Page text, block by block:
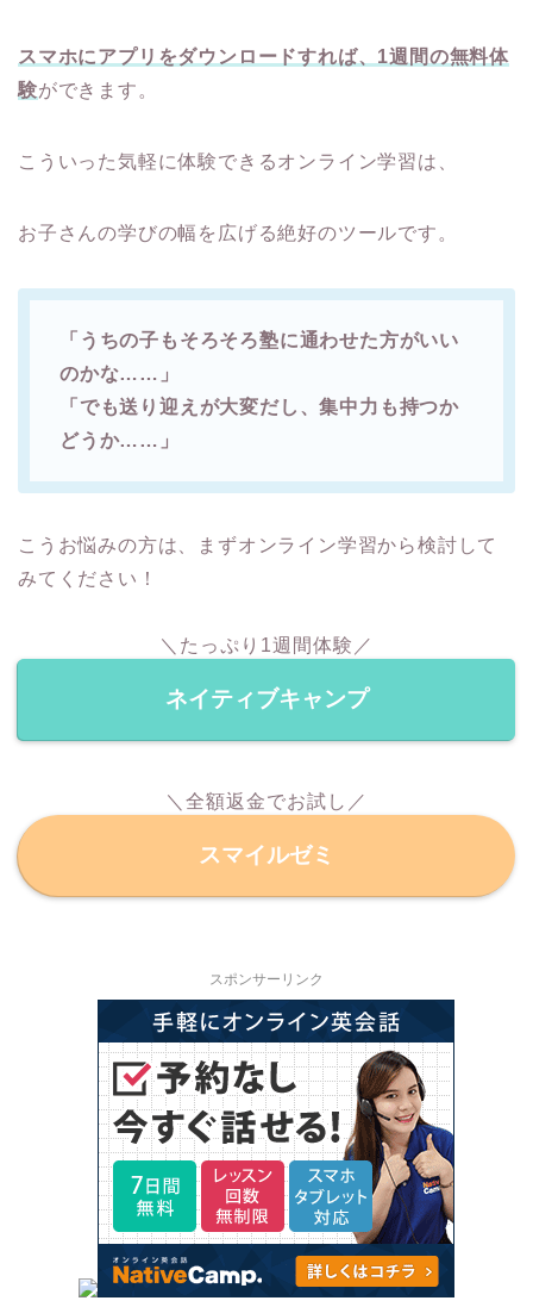
スマホにアプリをダウンロードすれば、1週間の無料体
験ができます。
こういった気軽に体験できるオンライン学習は、
お子さんの学びの幅を広げる絶好のツールです。
「うちの子もそろそろ塾に通わせた方がいい
のかな……」
「でも送り迎えが大変だし、集中力も持つか
どうか……」
こうお悩みの方は、まずオンライン学習から検討して
みてください！
＼たっぷり1週間体験／
ネイティブキャンプ
＼全額返金でお試し／
スマイルゼミ
スポンサーリンク